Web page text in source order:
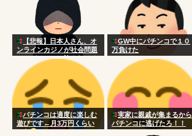
【悲報】日本人さん、オ
ンラインカジノが社会問題
に。パチンコは許されてる
のに何故なのか
GW中にパチンコで１０
万負けた
パチンコは適度に楽しむ
遊びです←月3万円くらい
かな
実家に親戚が集まるから
パチンコに逃げたろ！！